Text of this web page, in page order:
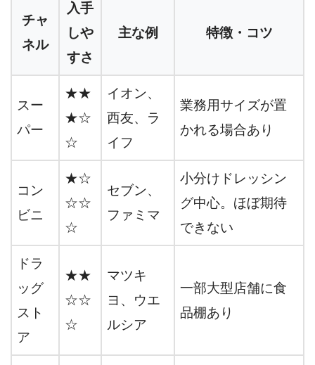
チャ
ネル
入手
しや
すさ
主な例 特徴・コツ
スー
パー
★★
★☆
☆
イオン、
西友、ラ
イフ
業務用サイズが置
かれる場合あり
コン
ビニ
★☆
☆☆
☆
セブン、
ファミマ
小分けドレッシン
グ中心。ほぼ期待
できない
ドラ
ッグ
スト
ア
★★
☆☆
☆
マツキ
ヨ、ウエ
ルシア
一部大型店舗に食
品棚あり